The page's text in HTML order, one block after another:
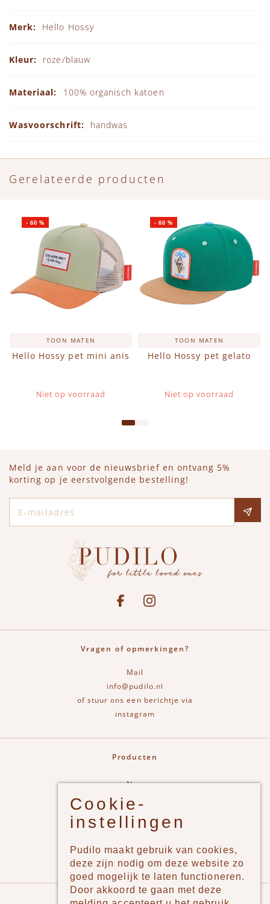
Hello Hossy
roze/blauw
100% organisch katoen
handwas
Gerelateerde producten
TOON MATEN
Hello Hossy pet mini anis
Niet op voorraad
-60 %
TOON MATEN
Hello Hossy pet gelato
Niet op voorraad
-60 %
Meld je aan voor de nieuwsbrief en ontvang 5%
korting op je eerstvolgende bestelling!
See our FacebookBekijk onze Instagram pagina
Vragen of opmerkingen?
Mail
info@pudilo.nl
of stuur ons een berichtje via
instagram
Producten
New
Jongens
Meisjes
Merken
Pudilo
Cookie-
instellingen
Pudilo maakt gebruik van cookies,
deze zijn nodig om deze website zo
goed mogelijk te laten functioneren.
Door akkoord te gaan met deze